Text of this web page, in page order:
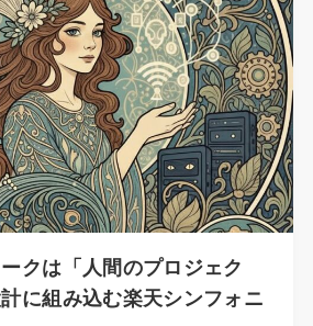
クは「人間のプロジェク
に組み込む楽天シンフォニ